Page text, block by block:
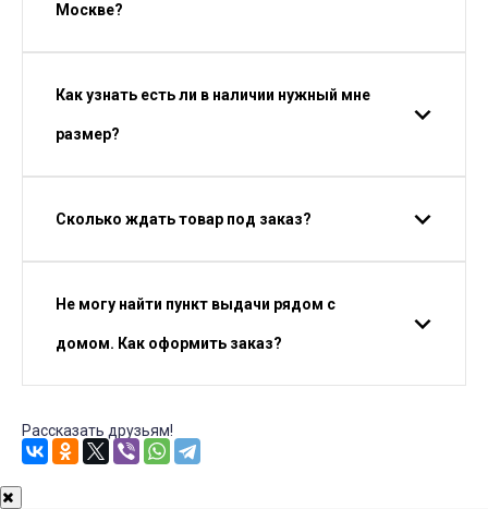
Москве?
Как узнать есть ли в наличии нужный мне
размер?
Сколько ждать товар под заказ?
Не могу найти пункт выдачи рядом с
домом. Как оформить заказ?
Рассказать друзьям!